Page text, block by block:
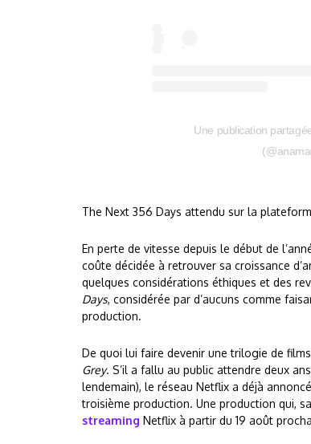
Une publication
The Next 356 Days attendu sur la
En perte de vitesse depuis le début de
coûte décidée à retrouver sa croissance
quelques considérations éthiques et des
Days, considérée par d’aucuns comme
production.
De quoi lui faire devenir une trilogie de
Grey. S’il a fallu au public attendre deux
lendemain), le réseau Netflix a déjà
troisième production. Une production qui,
streaming Netflix à partir du 19 août